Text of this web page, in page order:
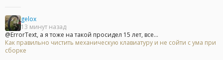
gelox
13 минут назад
@ErrorText, а я тоже на такой просидел 15 лет, все...
Как правильно чистить механическую клавиатуру и не сойти с ума при
сборке